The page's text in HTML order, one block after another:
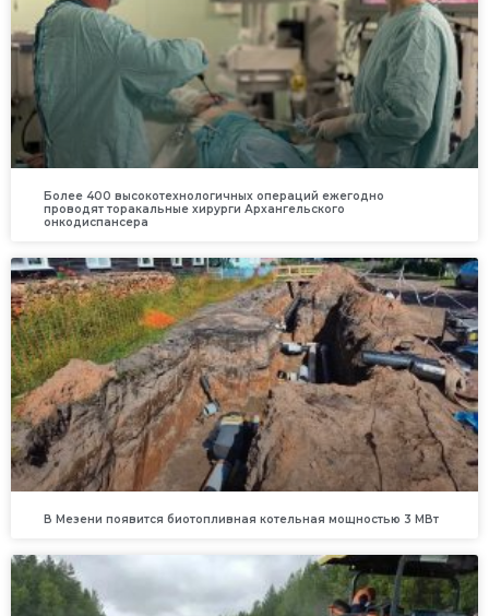
Более 400 высокотехнологичных операций ежегодно
проводят торакальные хирурги Архангельского
онкодиспансера
В Мезени появится биотопливная котельная мощностью 3 МВт